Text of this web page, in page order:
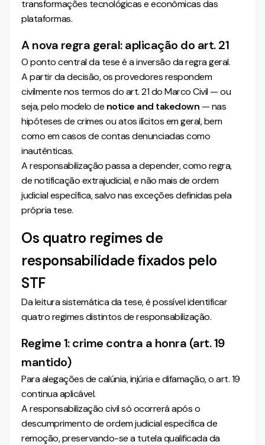
transformações tecnológicas e econômicas das
plataformas.
A nova regra geral: aplicação do art. 21
O ponto central da tese é a inversão da regra geral.
A partir da decisão, os provedores respondem
civilmente nos termos do art. 21 do Marco Civil — ou
seja, pelo modelo de notice and takedown — nas
hipóteses de crimes ou atos ilícitos em geral, bem
como em casos de contas denunciadas como
inautênticas.
A responsabilização passa a depender, como regra,
de notificação extrajudicial, e não mais de ordem
judicial específica, salvo nas exceções definidas pela
própria tese.
Os quatro regimes de
responsabilidade fixados pelo
STF
Da leitura sistemática da tese, é possível identificar
quatro regimes distintos de responsabilização.
Regime 1: crime contra a honra (art. 19
mantido)
Para alegações de calúnia, injúria e difamação, o art. 19
continua aplicável.
A responsabilização civil só ocorrerá após o
descumprimento de ordem judicial específica de
remoção, preservando-se a tutela qualificada da